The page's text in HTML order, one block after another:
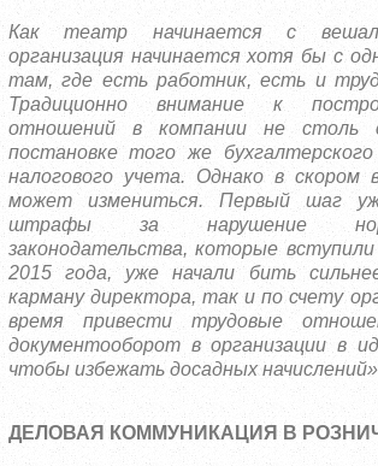
Как театр начинается с
организация начинается хотя бы с
там, где есть работник, есть и
Традиционно внимание к
отношений в компании не столь
постановке того же
налогового учета. Однако в скором
может измениться. Первый шаг
штрафы за нарушение
законодательства, которые
2015 года, уже начали бить
карману директора, так и по счету
время привести трудовые
документооборот в организации в
чтобы избежать досадных
ДЕЛОВАЯ КОММУНИКАЦИЯ В